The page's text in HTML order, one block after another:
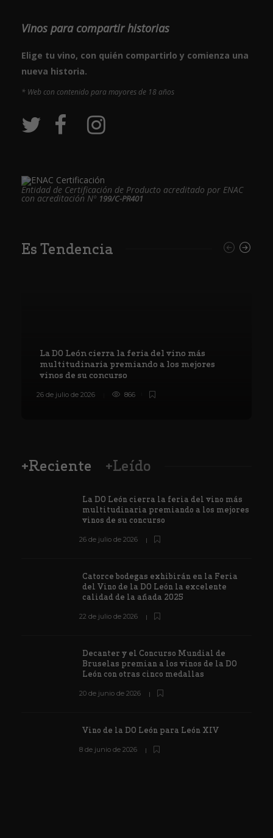
Vinos para compartir historias
Elige tu vino, con quién compartirlo y comienza una
nueva historia.
* Web con contenido para mayores de 18 años
Entidad de Certificación de Producto acreditado por ENAC
con acreditación Nº 199/C-PR401
Es Tendencia
La DO León cierra la feria del vino más
multitudinaria premiando a los mejores
vinos de su concurso
26 de julio de 2026 866
+Reciente +Leído
La DO León cierra la feria del vino más
multitudinaria premiando a los mejores
vinos de su concurso
26 de julio de 2026
Catorce bodegas exhibirán en la Feria
del Vino de la DO León la excelente
calidad de la añada 2025
22 de julio de 2026
Decanter y el Concurso Mundial de
Bruselas premian a los vinos de la DO
León con otras cinco medallas
20 de junio de 2026
Vino de la DO León para León XIV
8 de junio de 2026